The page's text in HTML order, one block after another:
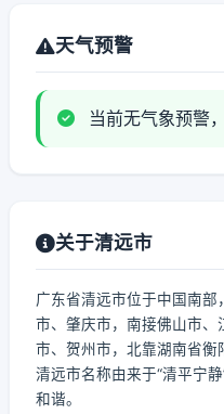
天气预警
当前无气象预警
关于清远市
广东省清远市位于中国南
市、肇庆市，南接佛山市、
市、贺州市，北靠湖南省衡
清远市名称由来于“清平宁
和谐。